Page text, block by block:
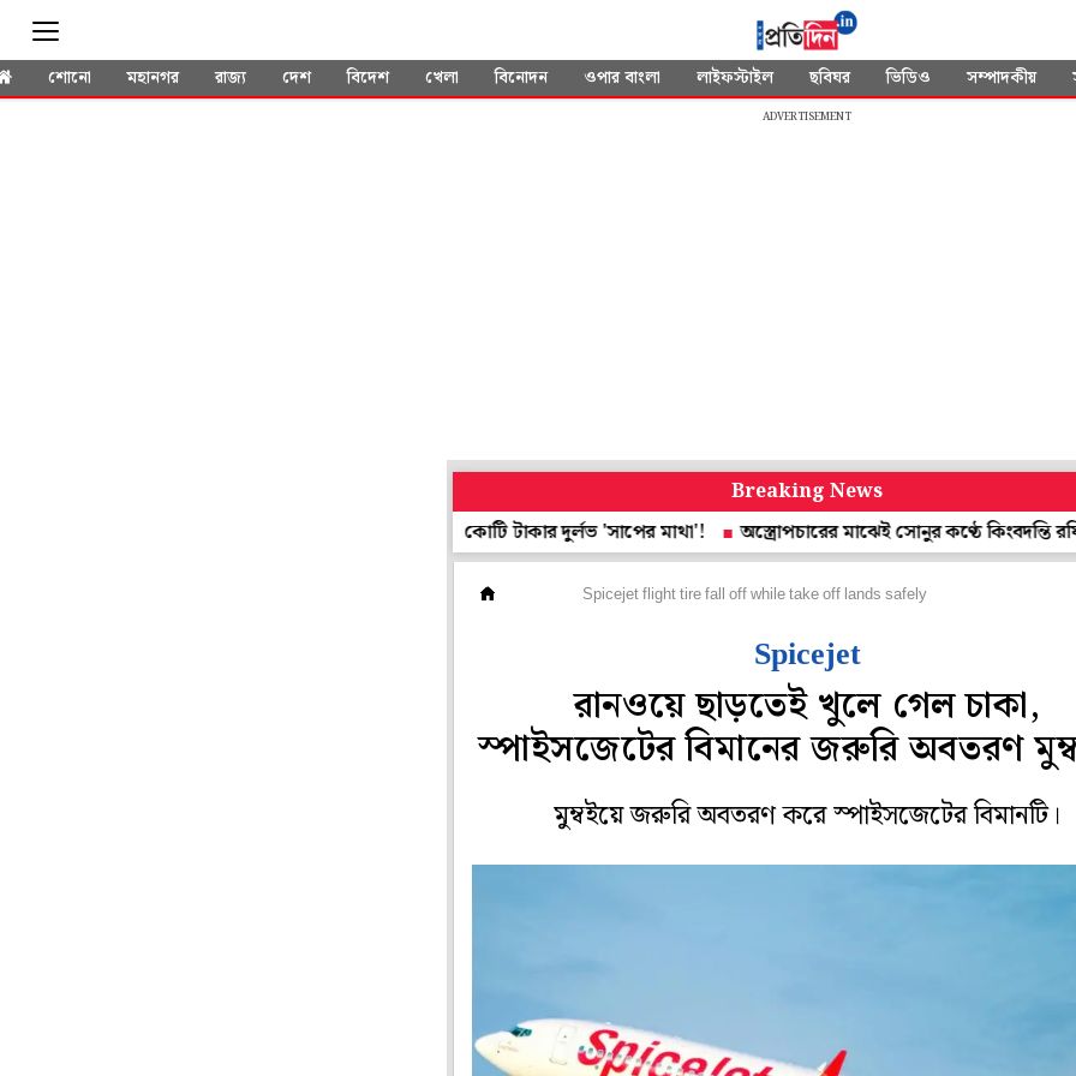
শোনো মহানগর রাজ্য দেশ বিদেশ খেলা বিনোদন ওপার বাংলা লাইফস্টাইল ছবিঘর ভিডিও সম্পাদকীয়
ADVERTISEMENT
Breaking News
পাচারের বড় ছক বানচাল, দমদম বিমানবন্দরেই উদ্ধার কোটি টাকার দুর্লভ 'সাপের মাথা'!
অস্ত্রোপচারের মাঝেই সোনুর কণ্ঠে কিংবদন্তি রফির
Spicejet flight tire fall off while take off lands safely
Spicejet
রানওয়ে ছাড়তেই খুলে গেল চাকা,
স্পাইসজেটের বিমানের জরুরি অবতরণ
মুম্বইয়ে জরুরি অবতরণ করে স্পাইসজেটের বিমানটি।